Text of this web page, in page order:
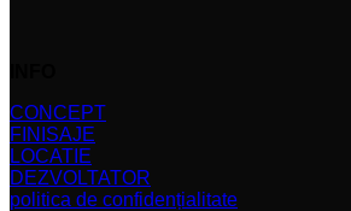
CONCEPT
FINISAJE
LOCATIE
DEZVOLTATOR
politica de confidențialitate